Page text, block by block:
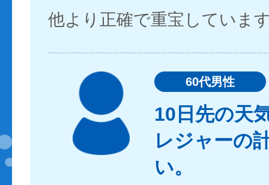
他より正確で重宝していま
60代男性
10日先の天
レジャーの
い。